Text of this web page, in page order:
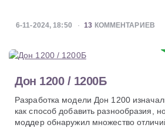
6-11-2024, 18:50 13 КОММЕНТАРИЕВ
Дон 1200 / 1200Б
Разработка модели Дон 1200
как способ добавить разнообразия,
моддер обнаружил множество